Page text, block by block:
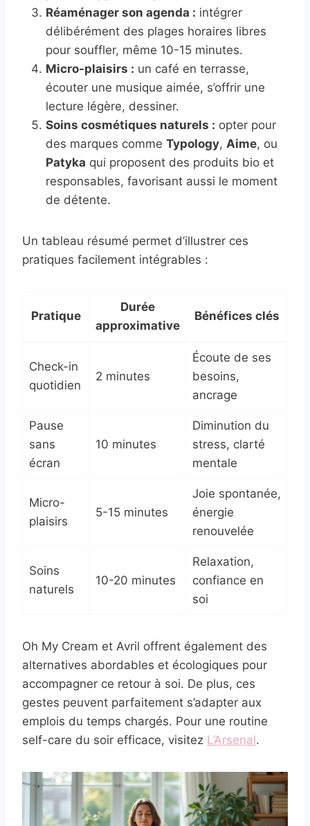
Réaménager son agenda : intégrer
délibérément des plages horaires libres
pour souffler, même 10-15 minutes.
Micro-plaisirs : un café en terrasse,
écouter une musique aimée, s’offrir une
lecture légère, dessiner.
Soins cosmétiques naturels : opter pour
des marques comme Typology, Aime, ou
Patyka qui proposent des produits bio et
responsables, favorisant aussi le moment
de détente.
Un tableau résumé permet d’illustrer ces
pratiques facilement intégrables :
Pratique
Durée
approximative
Bénéfices clés
Check-in
quotidien
2 minutes
Écoute de ses
besoins,
ancrage
Pause
sans
écran
10 minutes
Diminution du
stress, clarté
mentale
Micro-
plaisirs
5-15 minutes
Joie spontanée,
énergie
renouvelée
Soins
naturels
10-20 minutes
Relaxation,
confiance en
soi
Oh My Cream et Avril offrent également des
alternatives abordables et écologiques pour
accompagner ce retour à soi. De plus, ces
gestes peuvent parfaitement s’adapter aux
emplois du temps chargés. Pour une routine
self-care du soir efficace, visitez L’Arsenal.